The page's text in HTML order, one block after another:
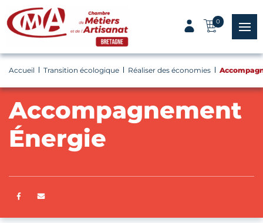
Panneau de gestion des cookies
0
menu
Accueil Transition écologique Réaliser des économies
Accompagnement
Énergie
Partager sur Facebook